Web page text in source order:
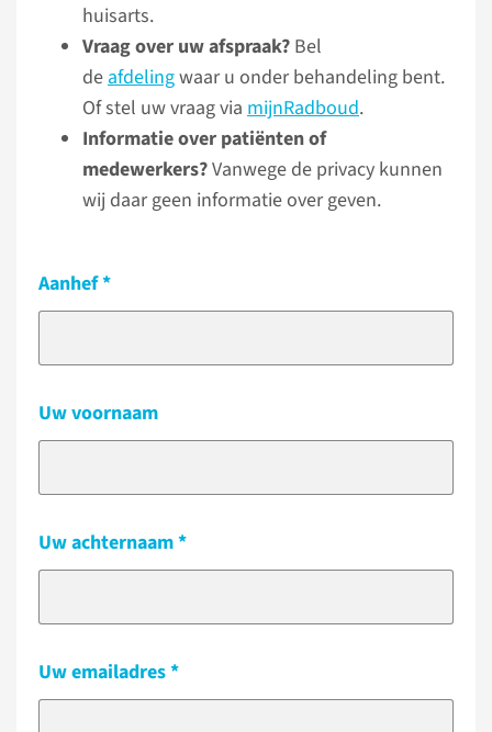
huisarts.
Vraag over uw afspraak? Bel
deafdelingwaar u onder behandeling bent.
Of stel uw vraag via mijnRadboud.
Informatie over patiënten of
medewerkers?Vanwege de privacy kunnen
wij daar geen informatie over geven.
Aanhef
Uw voornaam
Uw achternaam
Uw emailadres